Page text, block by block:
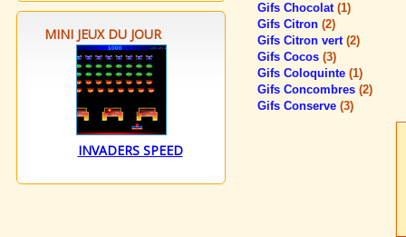
MINI JEUX DU JOUR
INVADERS SPEED
Gifs Chocolat (1)
Gifs Citron (2)
Gifs Citron vert (2)
Gifs Cocos (3)
Gifs Coloquinte (1)
Gifs Concombres (2)
Gifs Conserve (3)